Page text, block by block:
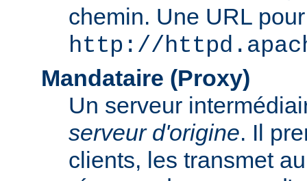
chemin. Une URL
http://
Mandataire (Proxy)
Un serveur
serveur d'origine. Il
clients, les transmet